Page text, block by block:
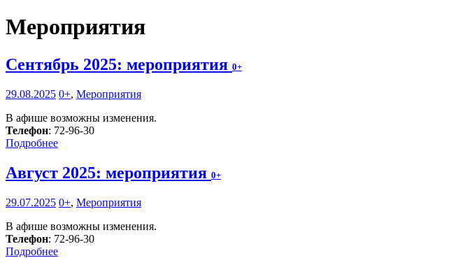
Мероприятия
Сентябрь 2025: мероприятия 0+
29.08.2025 0+, Мероприятия
В афише возможны изменения.
Телефон: 72-96-30
Подробнее
Август 2025: мероприятия 0+
29.07.2025 0+, Мероприятия
В афише возможны изменения.
Телефон: 72-96-30
Подробнее